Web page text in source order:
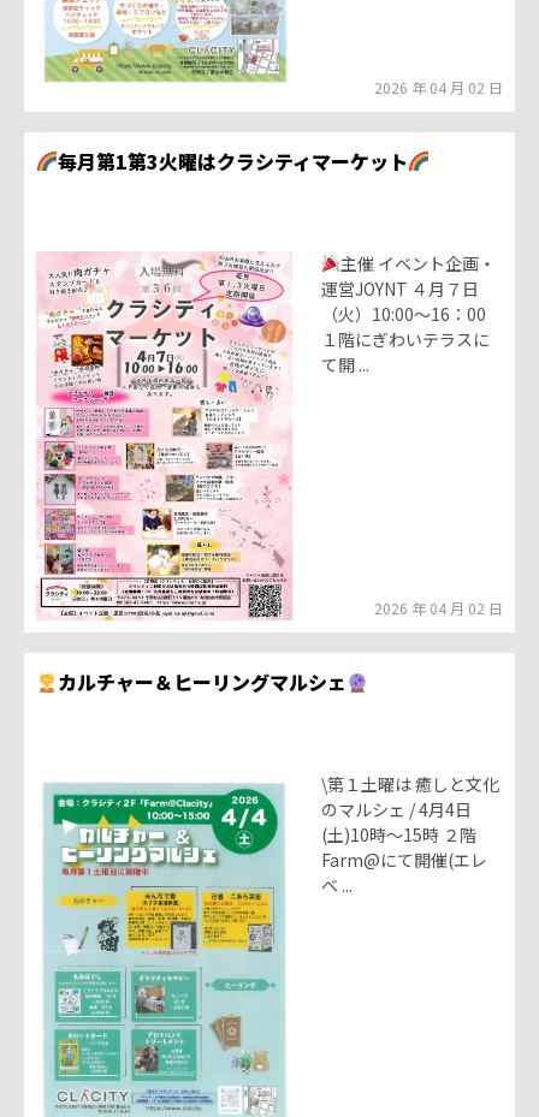
2026 年 04 月 02 日
毎月第1第3火曜はクラシティマーケット
主催 イベント企画・
運営JOYNT ４月７日
（火）10:00～16：00
１階にぎわいテラスに
て開 ...
2026 年 04 月 02 日
カルチャー＆ヒーリングマルシェ
\第１土曜は 癒しと文化
のマルシェ / 4月4日
(土)10時～15時 ２階
Farm@にて開催(エレ
ベ ...